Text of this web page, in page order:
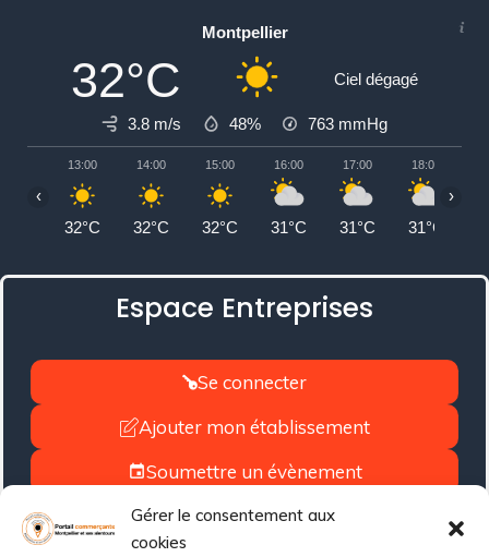
Gérer le consentement aux
cookies
Montpellier
32°C Ciel dégagé
3.8 m/s 48% 763 mmHg
13:00
32°C
14:00
32°C
15:00
32°C
16:00
31°C
17:00
31°C
18:00
31°C
‹ ›
Espace Entreprises
Se connecter
Ajouter mon établissement
Soumettre un évènement